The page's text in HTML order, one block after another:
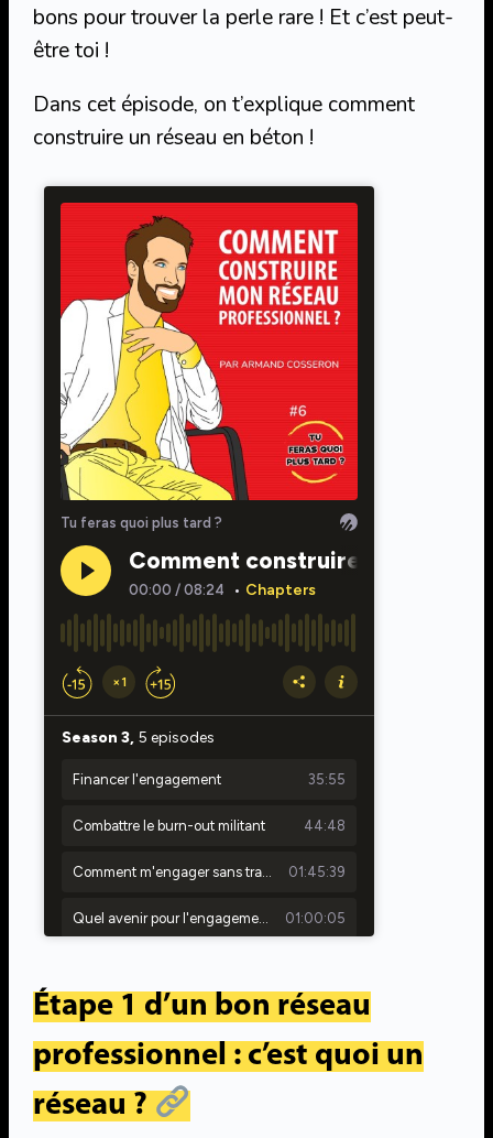
bons pour trouver la perle rare ! Et c’est peut-
être toi !
Dans cet épisode, on t’explique comment
construire un réseau en béton !
Étape 1 d’un bon réseau
professionnel : c’est quoi un
réseau ?